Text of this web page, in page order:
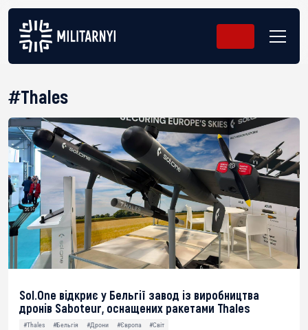
#Thales
Sol.One відкриє у Бельгії завод із виробництва
дронів Saboteur, оснащених ракетами Thales
#Thales #Бельгія #Дрони #Європа
#Світ